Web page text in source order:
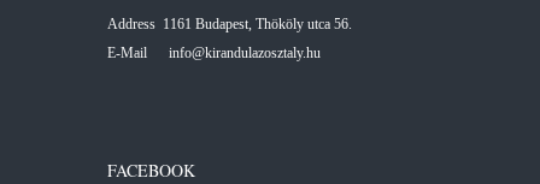
Address 1161 Budapest, Thököly utca 56.
E-Mail info@kirandulazosztaly.hu
FACEBOOK